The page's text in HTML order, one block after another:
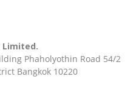
Limited.
Phaholyothin Road 54/2
Bangkok 10220